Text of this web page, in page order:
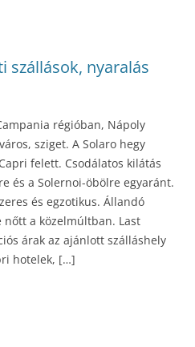
szállások, nyaralás
régióban, Nápoly
sziget. A Solaro hegy
felett. Csodálatos kilátás
és a Solernoi-öbölre egyaránt.
és egzotikus. Állandó
nőtt a közelmúltban. Last
árak az ajánlott szálláshely
hotelek, […]